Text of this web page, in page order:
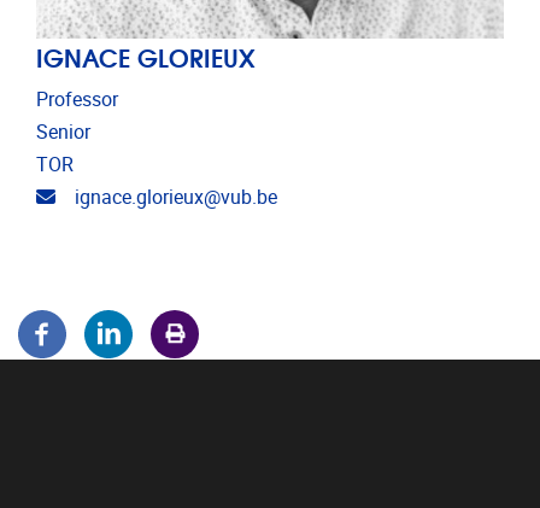
IGNACE GLORIEUX
Professor
Senior
TOR
Email address
ignace.glorieux@vub.be